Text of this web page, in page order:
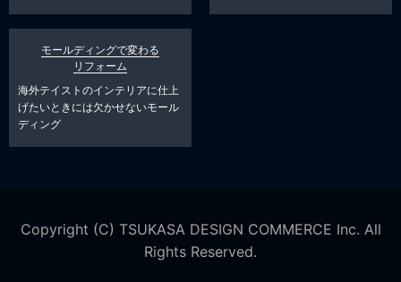
モールディングで変わる
リフォーム
海外テイストのインテリアに仕上
げたいときには欠かせないモール
ディング
Copyright (C) TSUKASA DESIGN COMMERCE Inc. All
Rights Reserved.